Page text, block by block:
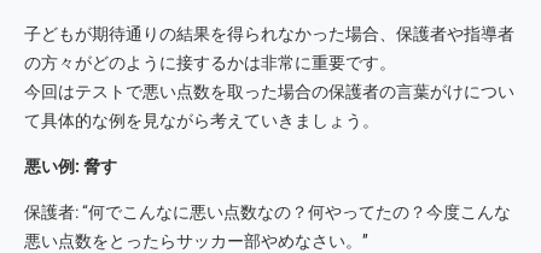
子どもが期待通りの結果を得られなかった場合、保護者や指導者
の方々がどのように接するかは非常に重要です。
今回はテストで悪い点数を取った場合の保護者の言葉がけについ
て具体的な例を見ながら考えていきましょう。
悪い例: 脅す
保護者: “何でこんなに悪い点数なの？何やってたの？今度こんな
悪い点数をとったらサッカー部やめなさい。”